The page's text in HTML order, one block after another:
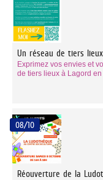
Un réseau de tiers
Exprimez vos envies et
de tiers lieux à Lagord
08/10
Réouverture de la